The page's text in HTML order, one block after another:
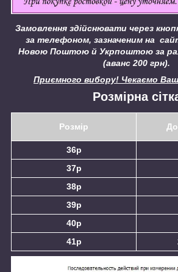
Замовлення здійснювати через
за телефоном, зазначеним на
Новою Поштою й Укрпоштою за
(аванс 200 грн).
Приємного вибору! Чекаємо
Розмір
Розмірна
36р
37р
38р
39р
40р
41р